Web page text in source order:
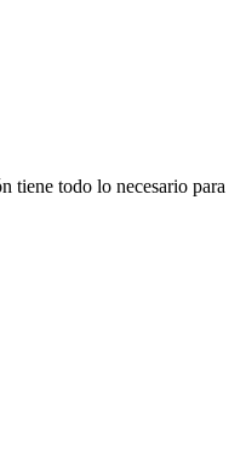
tiene todo lo necesario para